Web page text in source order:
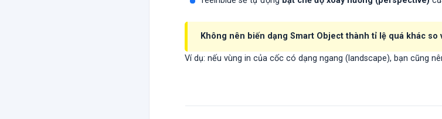
Không nên biến dạng Smart Object thành tỉ lệ quá khác
Ví dụ: nếu vùng in của cốc có dạng ngang (landscape), bạn cũng